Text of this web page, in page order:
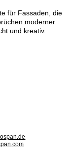
für Fassaden, die
moderner
und kreativ.